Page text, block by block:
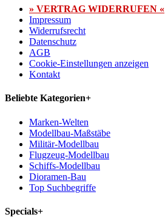
» VERTRAG WIDERRUFEN «
Impressum
Widerrufsrecht
Datenschutz
AGB
Cookie-Einstellungen anzeigen
Kontakt
Beliebte Kategorien+
Marken-Welten
Modellbau-Maßstäbe
Militär-Modellbau
Flugzeug-Modellbau
Schiffs-Modellbau
Dioramen-Bau
Top Suchbegriffe
Specials+